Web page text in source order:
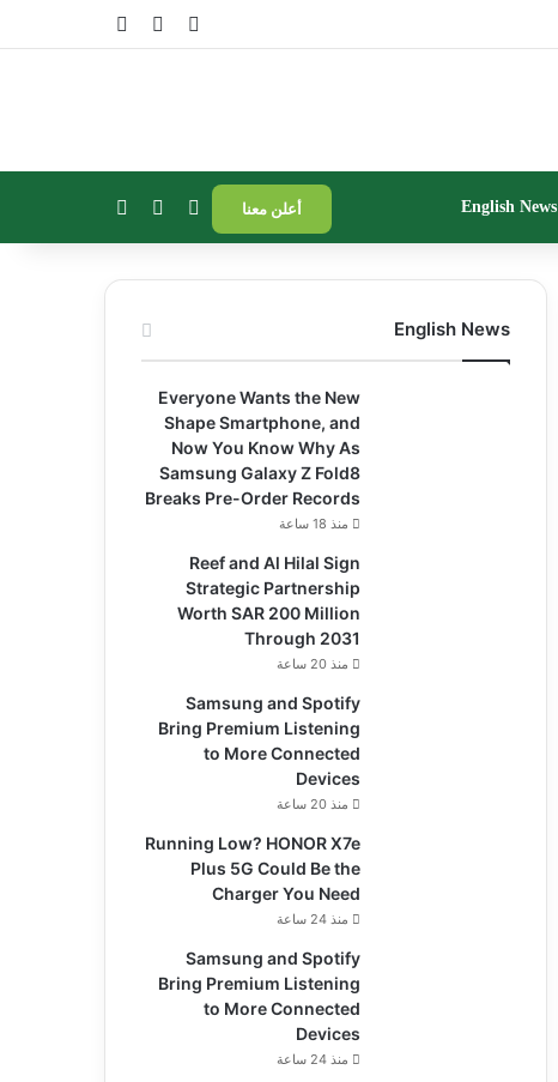
تسجيل الدخول
مقال عشوائي
English News أعلن معنا إضافة عمود جانبي
الوضع المظلم
English News
Everyone Wants the New
Shape Smartphone, and
Now You Know Why As
Samsung Galaxy Z Fold8
Breaks Pre-Order Records
منذ 18 ساعة
Reef and Al Hilal Sign
Strategic Partnership
Worth SAR 200 Million
Through 2031
منذ 20 ساعة
Samsung and Spotify
Bring Premium Listening
to More Connected
Devices
منذ 20 ساعة
Running Low? HONOR X7e
Plus 5G Could Be the
Charger You Need
منذ 24 ساعة
Samsung and Spotify
Bring Premium Listening
to More Connected
Devices
منذ 24 ساعة